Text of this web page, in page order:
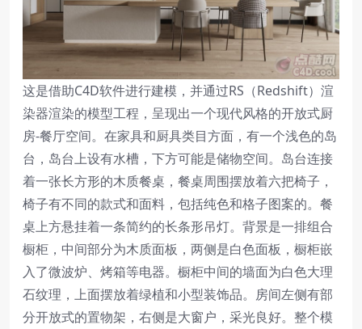
这是借助C4D软件进行建模，并通过RS（Redshift）渲
染器渲染的模型工程，呈现出一个现代风格的开放式厨
房-餐厅空间。在家具和厨具类目方面，有一个浅色的岛
台，岛台上设有水槽，下方可能是储物空间。岛台连接
着一张长方形的木质餐桌，餐桌周围摆放着六把椅子，
椅子有不同的款式和面料，包括纯色和格子图案的。餐
桌上方悬挂着一条简约的长条形吊灯。背景是一排组合
橱柜，中间部分为木质面板，两侧是白色面板，橱柜嵌
入了微波炉、烤箱等电器。橱柜中间的墙面为白色大理
石纹理，上面摆放着绿植和小型装饰品。房间左侧有部
分开放式的置物架，右侧是大窗户，采光良好。整个模